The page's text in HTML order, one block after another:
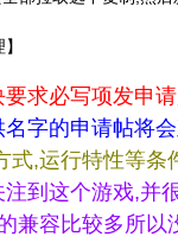
求必写项发申
字的申请帖将
,运行特性等
到这个游戏,
容比较多所以